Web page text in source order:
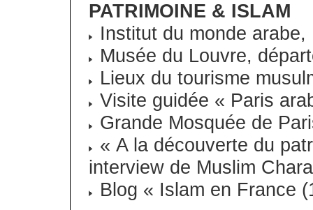
PATRIMOINE & ISLAM
Institut du monde
Musée du Louvre,
Lieux du tourisme
Visite guidée « Paris
Grande Mosquée de
« A la découverte du
interview de Muslim
Blog « Islam en France